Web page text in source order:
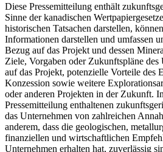
Diese Pressemitteilung enthält
Sinne der kanadischen
historischen Tatsachen darstellen,
Informationen darstellen und umfassen
Bezug auf das Projekt und dessen
Ziele, Vorgaben oder Zukunftspläne des
auf das Projekt, potenzielle Vorteile des
Konzession sowie weitere
oder anderen Projekten in der Zukunft.
Pressemitteilung enthaltenen
das Unternehmen von zahlreichen
anderem, dass die geologischen,
finanziellen und wirtschaftlichen
Unternehmen erhalten hat, zuverlässig